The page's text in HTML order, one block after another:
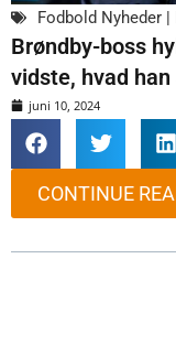
Fodbold Nyheder
Brøndby-boss
vidste, hvad han
juni 10, 2024
CONTINUE